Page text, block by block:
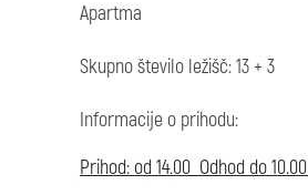
Apartma
Skupno število ležišč: 13 + 3
Informacije o prihodu:
Prihod: od 14.00 Odhod do 10.00